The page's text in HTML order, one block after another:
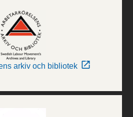
arkiv och bibliotek